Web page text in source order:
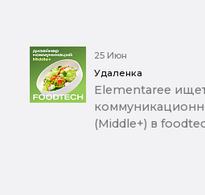
25 Июн
Удаленка
Elementaree
(Middle+) в